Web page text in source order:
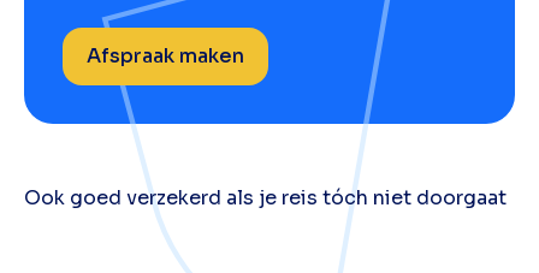
Afspraak maken
Ook goed verzekerd als je reis tóch niet doorgaat